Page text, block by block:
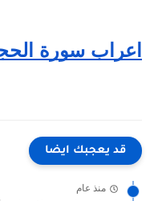
اعراب سورة
قد يعجبك ايضا
منذ عام